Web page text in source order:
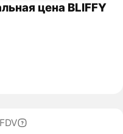
цена BLIFFY
FDV